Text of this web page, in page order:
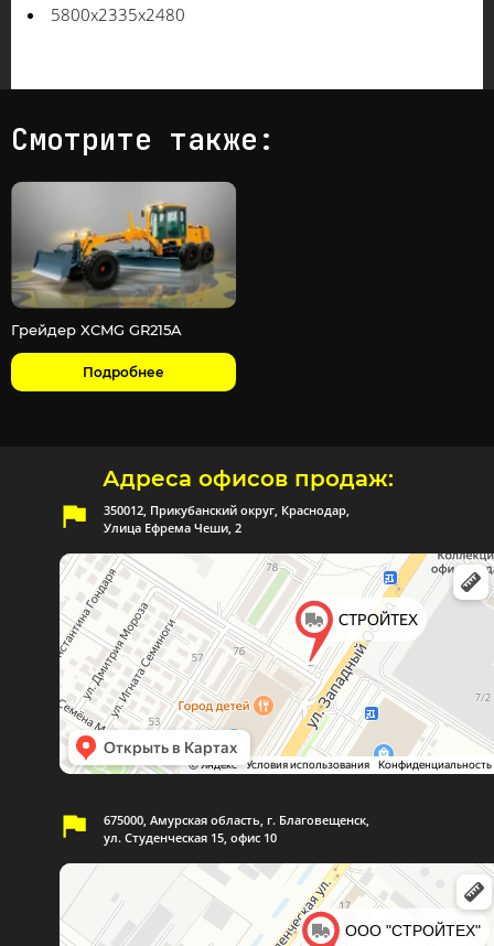
5800x2335x2480
Смотрите также:
Грейдер XCMG GR215A
Подробнее
350012, Прикубанский округ, Краснодар,
Улица Ефрема Чеши, 2
675000, Амурская область, г. Благовещенск,
ул. Студенческая 15, офис 10
Адреса офисов продаж: